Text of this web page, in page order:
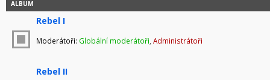
ALBUM
Rebel I
Moderátoři: Globální moderátoři Administrátoři
Rebel II